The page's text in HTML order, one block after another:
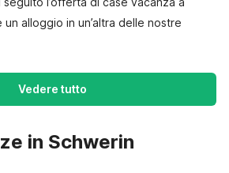
alloggio in un’altra delle nostre
Vedere tutto
in Schwerin